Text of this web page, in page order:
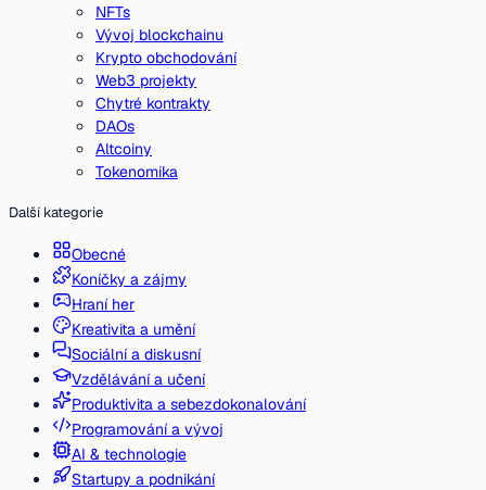
NFTs
Vývoj blockchainu
Krypto obchodování
Web3 projekty
Chytré kontrakty
DAOs
Altcoiny
Tokenomika
Další kategorie
Obecné
Koníčky a zájmy
Hraní her
Kreativita a umění
Sociální a diskusní
Vzdělávání a učení
Produktivita a sebezdokonalování
Programování a vývoj
AI & technologie
Startupy a podnikání